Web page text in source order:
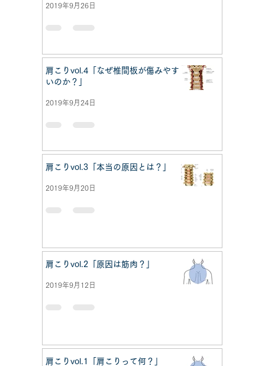
2019年9月26日
肩こりvol.4「なぜ椎間板が傷みやす
いのか？」
2019年9月24日
肩こりvol.3「本当の原因とは？」
2019年9月20日
肩こりvol.2「原因は筋肉？」
2019年9月12日
肩こりvol.1「肩こりって何？」